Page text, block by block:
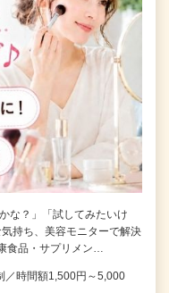
な？」「試してみたいけ
持ち、美容モニターで解決
食品・サプリメン…
／時間額1,500円～5,000